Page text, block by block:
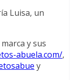
Luisa, un
y sus
abuela.com/,
y